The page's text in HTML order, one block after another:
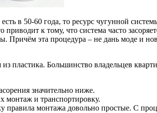
в 50-60 года, то ресурс чугунной
к тому, что система часто
Причём эта процедура – не дань моде и
пластика. Большинство владельцев
значительно ниже.
монтаж и транспортировку.
монтажа довольно простые. С